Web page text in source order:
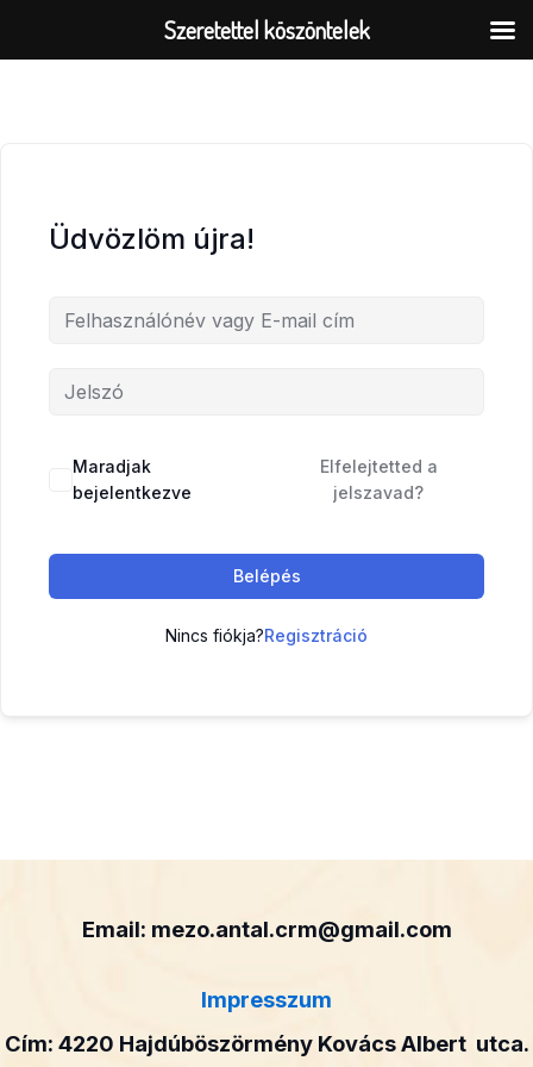
Üdvözlöm újra!
Maradjak
bejelentkezve
Elfelejtetted a
jelszavad?
Belépés
Nincs fiókja?Regisztráció
Email: mezo.antal.crm@gmail.com
Impresszum
Cím: 4220 Hajdúböszörmény Kovács Albert utca.
Szeretettel köszöntelek